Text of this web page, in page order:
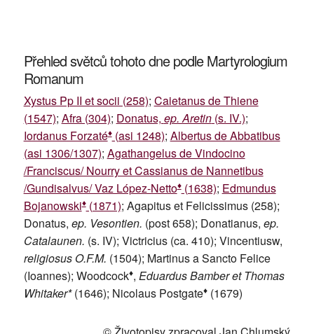
Přehled světců tohoto dne podle Martyrologium
Romanum
Xystus Pp II et socii (258); Caietanus de Thiene
(1547); Afra (304); Donatus, ep. Aretin(s. IV.);
Iordanus Forzaté♦(asi 1248); Albertus de Abbatibus
(asi 1306/1307); Agathangelus de Vindocino
/Franciscus/ Nourry et Cassianus de Nannetibus
/Gundisalvus/ Vaz López-Netto♦(1638); Edmundus
Bojanowski♦(1871); Agapitus et Felicissimus (258);
Donatus, ep. Vesontien. (post 658); Donatianus, ep.
Catalaunen. (s. IV); Victricius (ca. 410); Vincentiusw,
religiosus O.F.M. (1504); Martinus a Sancto Felice
(Ioannes); Woodcock♦, Eduardus Bamber et Thomas
Whitaker*(1646); Nicolaus Postgate♦(1679)